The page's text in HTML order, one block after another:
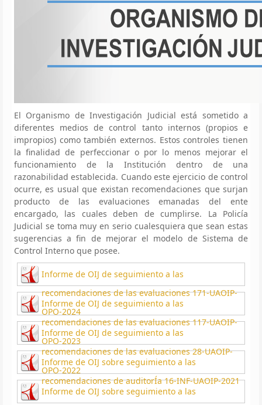
El Organismo de Investigación Judicial está sometido a
diferentes medios de control tanto internos (propios e
impropios) como también externos. Estos controles tienen
la finalidad de perfeccionar o por lo menos mejorar el
funcionamiento de la Institución dentro de una
razonabilidad establecida. Cuando este ejercicio de control
ocurre, es usual que existan recomendaciones que surjan
producto de las evaluaciones emanadas del ente
encargado, las cuales deben de cumplirse. La Policía
Judicial se toma muy en serio cualesquiera que sean estas
sugerencias a fin de mejorar el modelo de Sistema de
Control Interno que posee.
Informe de OIJ de seguimiento a las
recomendaciones de las evaluaciones 171-UAOIP-
OPO-2024
Informe de OIJ de seguimiento a las
recomendaciones de las evaluaciones 117-UAOIP-
OPO-2023
Informe de OIJ de seguimiento a las
recomendaciones de las evaluaciones 28-UAOIP-
OPO-2022
Informe de OIJ sobre seguimiento a las
recomendaciones de auditorÍa 16-INF-UAOIP-2021
Informe de OIJ sobre seguimiento a las